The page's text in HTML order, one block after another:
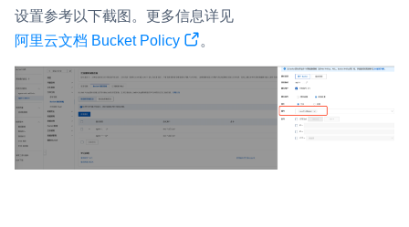
设置参考以下截图。更多信息详见
阿里云文档 Bucket Policy
。